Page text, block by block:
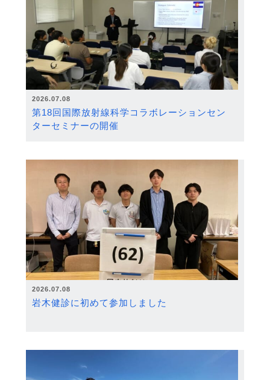
2026.07.08
第18回国際放射線科学コラボレーションセン
ターセミナーの開催
2026.07.08
岩木健診に初めて参加しました